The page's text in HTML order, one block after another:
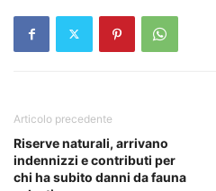
Articolo precedente
Riserve naturali, arrivano
indennizzi e contributi per
chi ha subito danni da fauna